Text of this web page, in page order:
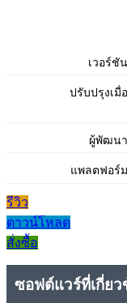
เวอร์ชัน
ปรับปรุงเมื่อ
ผู้พัฒนา
แพลตฟอร์ม
รีวิว
ดาวน์โหลด
สั่งซื้อ
ซอฟต์แวร์ที่เกี่ยว